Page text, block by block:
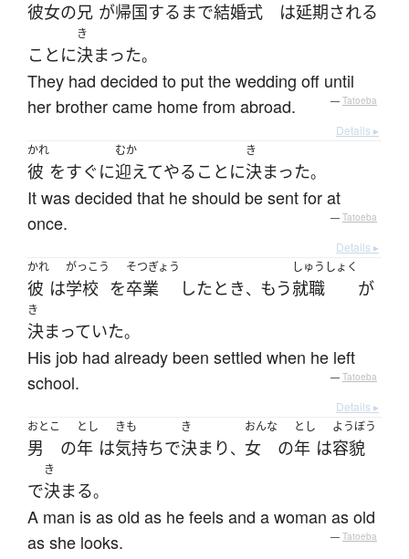
彼女の兄 が帰国する まで結婚式 は延期される
ことに
き
決まった。
They had decided to put the wedding off until
her brother came home from abroad.
— Tatoeba
Details ▸
かれ
彼 をすぐに
むか
迎えてやる ことに
き
決まった。
It was decided that he should be sent for at
once.
— Tatoeba
Details ▸
かれ
彼 は
がっこう
学校 を
そつぎょう
卒業 したとき、 もう
しゅうしょく
就職 が
き
決まっていた。
His job had already been settled when he left
school.
— Tatoeba
Details ▸
おとこ
男 の
とし
年 は
きも
気持ちで
き
決まり、
おんな
女 の
とし
年 は
ようぼう
容貌
で
き
決まる。
A man is as old as he feels and a woman as old
as she looks.
— Tatoeba